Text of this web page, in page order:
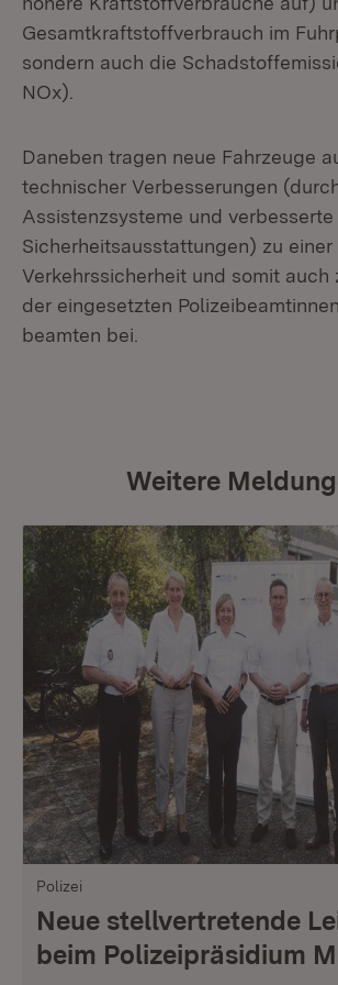
Gesamtkraftstoffverbrauch im
sondern auch die
NOx).
Daneben tragen neue Fahrzeuge
technischer Verbesserungen
Assistenzsysteme und verbesserte
Sicherheitsausstattungen) zu einer
Verkehrssicherheit und somit auch
der eingesetzten
beamten bei.
Weitere
Polizei
Neue stellvertretende
beim Polizeipräsidium